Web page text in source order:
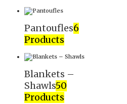
Pantoufles6
Products
Blankets –
Shawls50
Products